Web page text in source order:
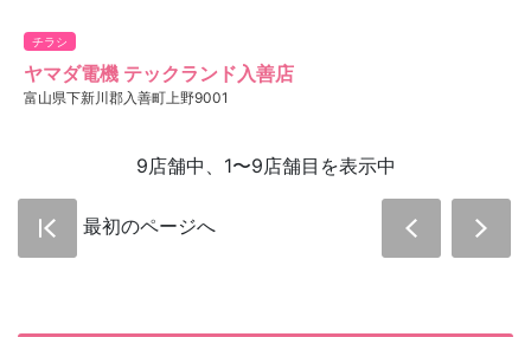
チラシ
ヤマダ電機 テックランド入善店
富山県下新川郡入善町上野9001
9店舗中、1〜9店舗目を表示中
最初のページへ